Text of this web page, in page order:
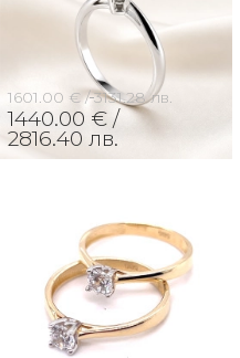
1601.00 € / 3131.28 лв.
1440.00 € /
2816.40 лв.